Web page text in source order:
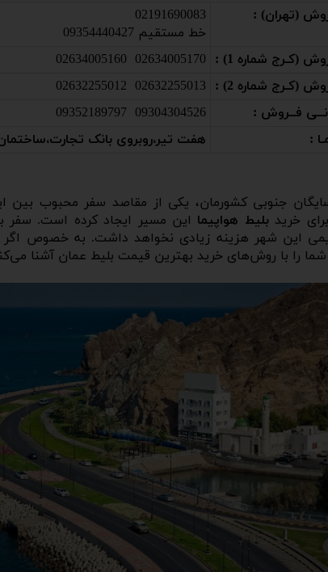
(تهران) :
02191690083
خط مستقیم 09354440427
(کـرج شماره 1) :
02634005170 02634005160
(کـرج شماره 2) :
02632255013 02632255012
فــروش :
09304304526 09352189797
:
هفت تیر،روبروی بانک تجارت،ساختمان
جنوبی کشورمان، یکی از مقاصد سفر محبوب بین
خرید بلیط هواپیما این مسیر ایجاد کرده است. سفر
این شهر هزینه زیادی نخواهد داشت. به خصوص اگر
شما را با روش‌های خرید بهترین قیمت بلیط عمان آشنا